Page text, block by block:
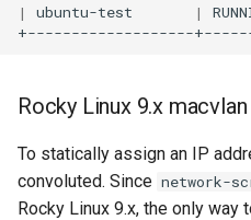
| ubuntu-test |
Rocky Linux 9.x
To statically assign an IP
convoluted. Since network-
Rocky Linux 9.x, the only